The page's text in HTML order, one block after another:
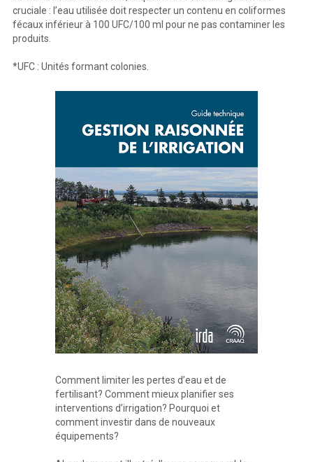
cruciale : l’eau utilisée doit respecter un contenu en coliformes
fécaux inférieur à 100 UFC/100 ml pour ne pas contaminer les
produits.
*UFC : Unités formant colonies.
Comment limiter les pertes d’eau et de
fertilisant? Comment mieux planifier ses
interventions d’irrigation? Pourquoi et
comment investir dans de nouveaux
équipements?